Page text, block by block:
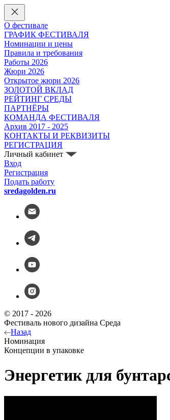
О фестивале
ГРАФИК ФЕСТИВАЛЯ
Номинации и цены
Правила и требования
Работы 2026
Жюри 2026
Открытое жюри 2026
ЗОЛОТОЙ ВКЛАД
РЕЙТИНГ СРЕДЫ
ПАРТНЁРЫ
КОМАНДА ФЕСТИВАЛЯ
Архив 2017 - 2025
КОНТАКТЫ И РЕКВИЗИТЫ
РЕГИСТРАЦИЯ
Личный кабинет
Вход
Регистрация
Подать работу
sredagolden.ru
© 2017 - 2026
Фестиваль нового дизайна Среда
Назад
Номинация
Концепции в упаковке
Энергетик для